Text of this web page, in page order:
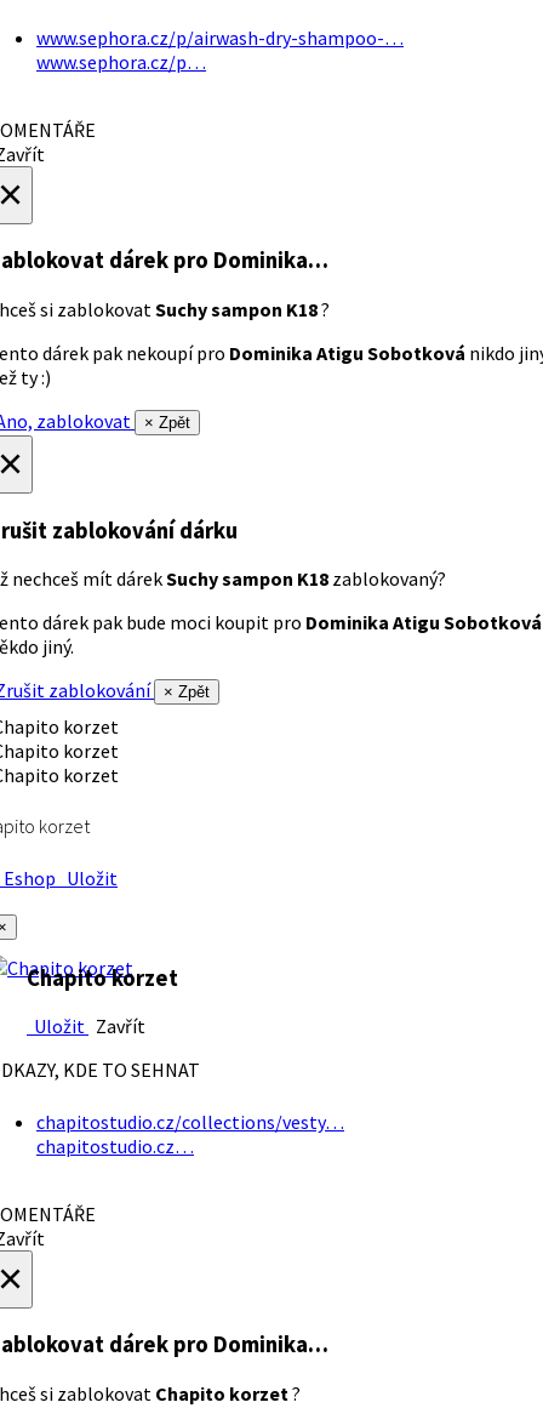
www.sephora.cz/p/airwash-dry-shampoo-…
www.sephora.cz/p…
dárek pro Dominika…
si zablokovatSuchy sampon K18?
dárek pak nekoupí pro Dominika Atigu Sobotková nikdo
ty :)
zablokovat
× Zpět
zablokování dárku
nechceš mít dárekSuchy sampon K18 zablokovaný?
dárek pak bude moci koupit pro Dominika Atigu Sobotková
jiný.
zablokování
× Zpět
korzet
Uložit
Chapito korzet
Uložit Zavřít
KDE TO SEHNAT
chapitostudio.cz/collections/vesty…
chapitostudio.cz…
dárek pro Dominika…
si zablokovat Chapito korzet?